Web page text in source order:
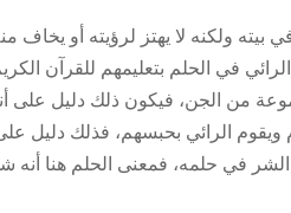
ولكنه لا يهتز لرؤيته أو يخاف
في الحلم بتعليمهم للقرآن
من الجن، فيكون ذلك دليل
ويقوم الرائي بحبسهم، فذلك دليل
الشر في حلمه، فمعنى الحلم